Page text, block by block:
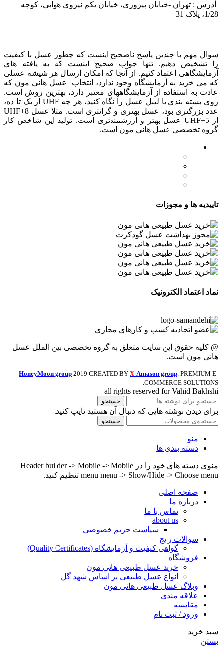
آدرس : تهران -خیابان پیروزی، خیابان یکم نیروی هوایی، کوچه
1/28، پلاک 31
سوال مهم با چندین پاسخ ناصحیح اینست که چطور عسل با کیفیت
را تشخیص دهیم. تنها جواب صحیح اینست که به یافته های
آزمایشگاهی اعتماد کنیم. از آنجا که امکان ارسال هر شیشه عسلی
که می خرید به آزمایشگاه وجود ندارد، انتخاب عسل هانی مون که
عادت به استفاده از آزمایشگاههای معتبر دارد، بهترین روش است.
روی بسته بندی یا لیبل عسل را نگاه کنید، هر چه UHF از یک تا ده،
عدد بزرگتری بود، عسل بهتری و گرانتری است. مثلا عسل UHF+8
از UHF+5 عسل بهتر و ارزشمندتری است. تولید این شاخص کار
گروه تخصصی عسل هانی مون است.
تاییدیه ها و مجوزات
نماد اعتماد الکترونیک
@ کلیه حقوق این سایت متعلق به گروه تخصصی بین الملل عسل
هانی مون است.
HoneyMoon group 2019 CREATED BY X-Amason group. PREMIUM E-
COMMERCE SOLUTIONS.
all rights reserved for Vahid Bakhshi
جستجو
برای دیدن نوشته هایی که دنبال آن هستید تایپ کنید.
جستجو
منو
دسته بندی ها
منوی دسته های خود را در Header builder -> Mobile -> Mobile
menu menu -> Show/Hide -> Choose menu تنظیم کنید.
صفحه اصلی
درباره ما
تماس با ما
about us
سیاست حریم خصوصی
سوالات رایج
گواهی کیفیت و آزمایشگاه (Quality Certificates)
فروشگاه
خرید عسل طبیعی هانی مون
انواع عسل طبیعی بر اساس شهد گل
وبلاگ عسل طبیعی هانی مون
علاقه مندی
مقایسه
ورود / ثبت نام
سبد خرید
بستن